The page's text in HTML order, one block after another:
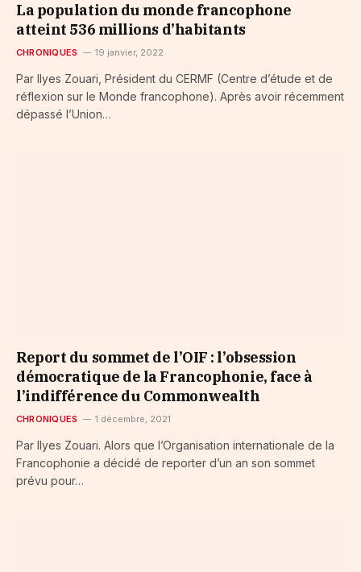
La population du monde francophone
atteint 536 millions d’habitants
CHRONIQUES 19 janvier, 2022
Par Ilyes Zouari, Président du CERMF (Centre d’étude et de
réflexion sur le Monde francophone). Après avoir récemment
dépassé l’Union…
Report du sommet de l’OIF : l’obsession
démocratique de la Francophonie, face à
l’indifférence du Commonwealth
CHRONIQUES 1 décembre, 2021
Par Ilyes Zouari. Alors que l’Organisation internationale de la
Francophonie a décidé de reporter d’un an son sommet
prévu pour…